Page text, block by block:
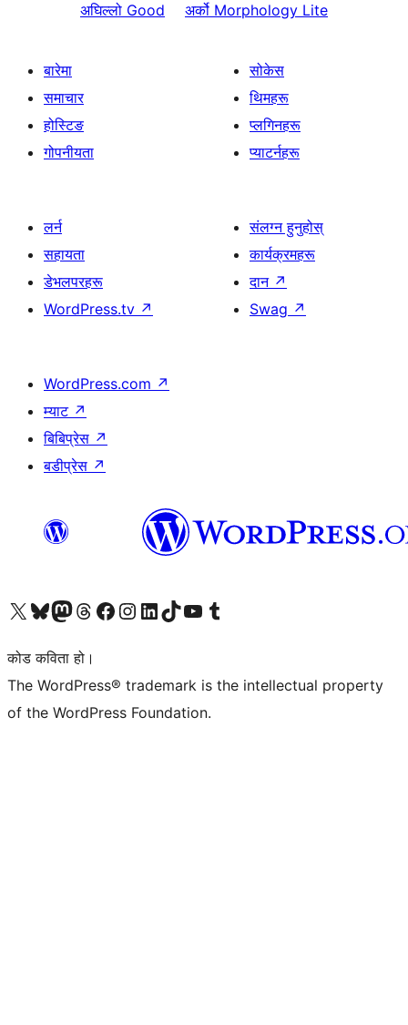
अघिल्लो Good अर्को Morphology Lite
बारेमा
समाचार
होस्टिङ
गोपनीयता
सोकेस
थिमहरू
प्लगिनहरू
प्याटर्नहरू
लर्न
सहायता
डेभलपरहरू
WordPress.tv ↗
संलग्न हुनुहोस्
कार्यक्रमहरू
दान ↗
Swag ↗
WordPress.com ↗
म्याट ↗
बिबिप्रेस ↗
बडीप्रेस ↗
हाम्रो X (पहिले ट्विटर) खातामा जानुहोस्
हाम्रो Bluesky खाता भ्रमण गर्नुहोस्
हाम्रो म्यास्टोडन खाता भ्रमण गर्नुहोस्
हाम्रो थ्रेड्स खातामा जानुहोस्
हाम्रो फेसबुक पेजमा जानुहोस्
हाम्रो इन्स्टाग्राम खातामा जानुहोस्
हाम्रो लिङ्क्डइन खातामा जानुहोस्
हाम्रो TikTok खाता भ्रमण गर्नुहोस्
हाम्रो युट्युब च्यानलमा जानुहोस्
हाम्रो टम्बलर खाता भ्रमण गर्नुहोस्
कोड कविता हो।
The WordPress® trademark is the intellectual property
of the WordPress Foundation.